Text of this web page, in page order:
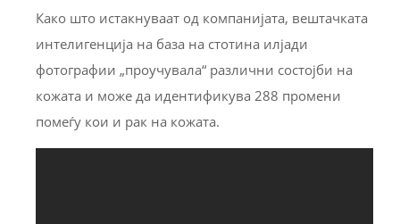
Како што истакнуваат од компанијата, вештачката
интелигенција на база на стотина илјади
фотографии „проучувала“ различни состојби на
кожата и може да идентификува 288 промени
помеѓу кои и рак на кожата.